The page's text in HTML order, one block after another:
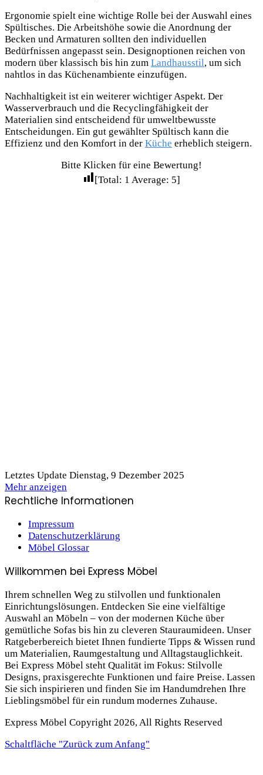
Ergonomie spielt eine wichtige Rolle bei der Auswahl eines
Spültisches. Die Arbeitshöhe sowie die Anordnung der
Becken und Armaturen sollten den individuellen
Bedürfnissen angepasst sein. Designoptionen reichen von
modern über klassisch bis hin zum Landhausstil, um sich
nahtlos in das Küchenambiente einzufügen.
Nachhaltigkeit ist ein weiterer wichtiger Aspekt. Der
Wasserverbrauch und die Recyclingfähigkeit der
Materialien sind entscheidend für umweltbewusste
Entscheidungen. Ein gut gewählter Spültisch kann die
Effizienz und den Komfort in der Küche erheblich steigern.
Bitte Klicken für eine Bewertung!
[Total: 1 Average: 5]
Letztes Update Dienstag, 9 Dezember 2025
Mehr anzeigen
Rechtliche Informationen
Impressum
Datenschutzerklärung
Möbel Glossar
Willkommen bei Express Möbel
Ihrem schnellen Weg zu stilvollen und funktionalen
Einrichtungslösungen. Entdecken Sie eine vielfältige
Auswahl an Möbeln – von der modernen Küche über
gemütliche Sofas bis hin zu cleveren Stauraum­ideen. Unser
Ratgeberbereich bietet Ihnen fundierte Tipps & Wissen rund
um Materialien, Raumgestaltung und Alltagstauglichkeit.
Bei Express Möbel steht Qualität im Fokus: Stilvolle
Designs, praxis­gerechte Funktionen und faire Preise. Lassen
Sie sich inspirieren und finden Sie im Handumdrehen Ihre
Lieblings­möbel für ein rundum modernes Zuhause.
Express Möbel Copyright 2026, All Rights Reserved
Schaltfläche "Zurück zum Anfang"